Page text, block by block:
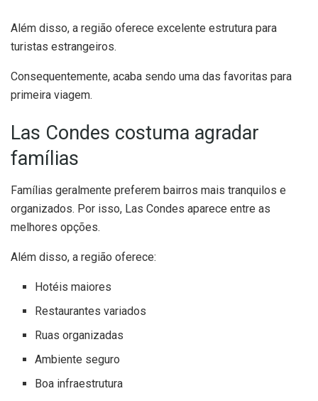
Além disso, a região oferece excelente estrutura para
turistas estrangeiros.
Consequentemente, acaba sendo uma das favoritas para
primeira viagem.
Las Condes costuma agradar
famílias
Famílias geralmente preferem bairros mais tranquilos e
organizados. Por isso, Las Condes aparece entre as
melhores opções.
Além disso, a região oferece:
Hotéis maiores
Restaurantes variados
Ruas organizadas
Ambiente seguro
Boa infraestrutura